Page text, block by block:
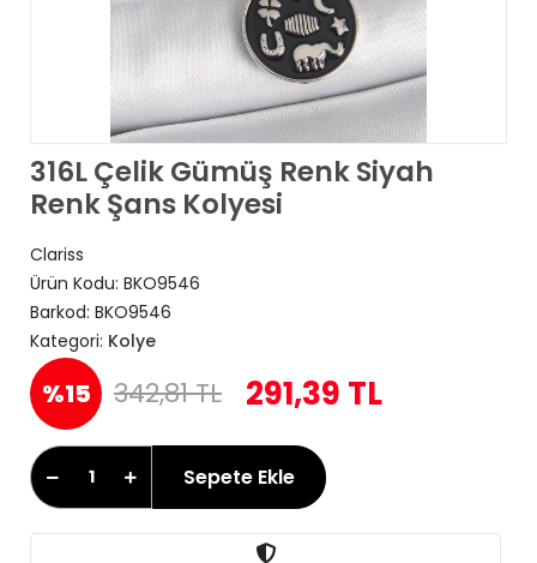
316L Çelik Gümüş Renk Siyah
Renk Şans Kolyesi
Clariss
Ürün Kodu: BKO9546
Barkod: BKO9546
Kategori: Kolye
%15 342,81 TL 291,39 TL
Sepete Ekle